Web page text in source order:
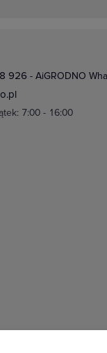
926 - AiGRODNO
7:00 - 16:00